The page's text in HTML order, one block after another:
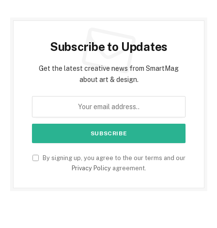
Subscribe to Updates
Get the latest creative news from SmartMag
about art & design.
By signing up, you agree to the our terms and our
Privacy Policyagreement.